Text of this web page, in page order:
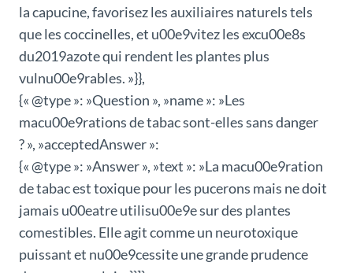
la capucine, favorisez les auxiliaires naturels tels
que les coccinelles, et u00e9vitez les excu00e8s
du2019azote qui rendent les plantes plus
vulnu00e9rables. »}},
{« @type »: »Question », »name »: »Les
macu00e9rations de tabac sont-elles sans danger
? », »acceptedAnswer »:
{« @type »: »Answer », »text »: »La macu00e9ration
de tabac est toxique pour les pucerons mais ne doit
jamais u00eatre utilisu00e9e sur des plantes
comestibles. Elle agit comme un neurotoxique
puissant et nu00e9cessite une grande prudence